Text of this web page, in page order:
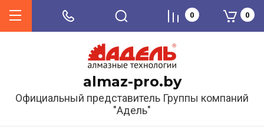
almaz-pro.by
Официальный представитель Группы компаний
"Адель"
0 0